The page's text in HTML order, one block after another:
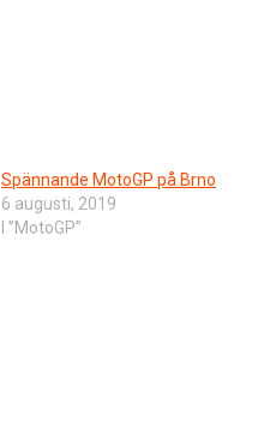
Spännande MotoGP på Brno
6 augusti, 2019
I ”MotoGP”